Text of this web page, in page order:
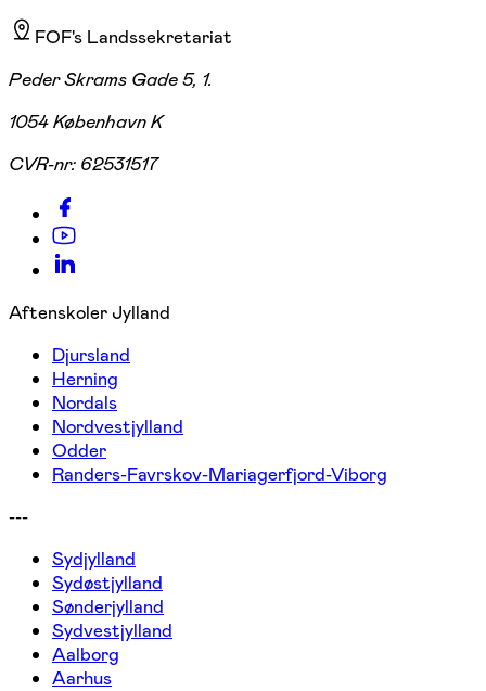
FOF's Landssekretariat
Peder Skrams Gade 5, 1.
1054 København K
CVR-nr: 62531517
Aftenskoler Jylland
Djursland
Herning
Nordals
Nordvestjylland
Odder
Randers-Favrskov-Mariagerfjord-Viborg
---
Sydjylland
Sydøstjylland
Sønderjylland
Sydvestjylland
Aalborg
Aarhus